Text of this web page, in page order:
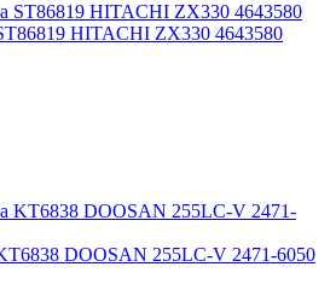
HITACHI ZX330 4643580
DOOSAN 255LC-V 2471-6050